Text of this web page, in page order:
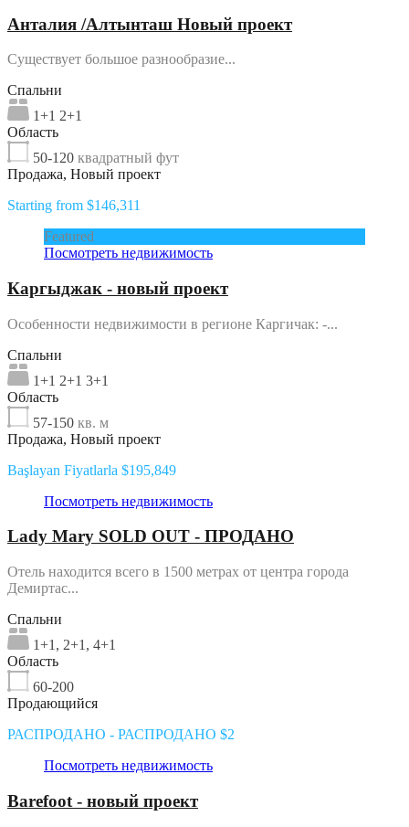
Анталия /Алтынташ Новый проект
Существует большое разнообразие...
Спальни
1+1 2+1
Область
50-120 квадратный фут
Продажа, Новый проект
Starting from $146,311
Featured
Посмотреть недвижимость
Каргыджак - новый проект
Особенности недвижимости в регионе Каргичак: -...
Спальни
1+1 2+1 3+1
Область
57-150 кв. м
Продажа, Новый проект
Başlayan Fiyatlarla $195,849
Посмотреть недвижимость
Lady Mary SOLD OUT - ПРОДАНО
Отель находится всего в 1500 метрах от центра города
Демиртас...
Спальни
1+1, 2+1, 4+1
Область
60-200
Продающийся
РАСПРОДАНО - РАСПРОДАНО $2
Посмотреть недвижимость
Barefoot - новый проект